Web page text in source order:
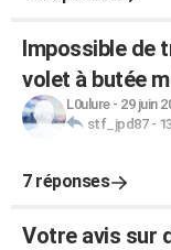
Impossible de
volet à butée
L0ulure- 29 juin
stf_jpd87-
7 réponses
Votre avis sur